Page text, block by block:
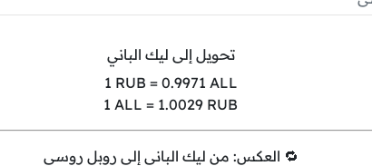
تحويل إلى ليك الباني
1 RUB = 0.9971 ALL
1 ALL = 1.0029 RUB
🔁 العكس: من ليك الباني إلى روبل روسي